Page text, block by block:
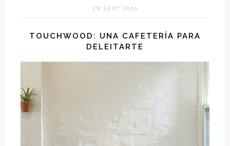
29 SEPT 2014
TOUCHWOOD: UNA CAFETERÍA PARA
DELEITARTE